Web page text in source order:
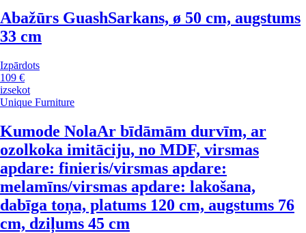
Abažūrs GuashSarkans, ø 50 cm, augstums
33 cm
Izpārdots
109 €
izsekot
Unique Furniture
Kumode NolaAr bīdāmām durvīm, ar
ozolkoka imitāciju, no MDF, virsmas
apdare: finieris/virsmas apdare:
melamīns/virsmas apdare: lakošana,
dabīga toņa, platums 120 cm, augstums 76
cm, dziļums 45 cm